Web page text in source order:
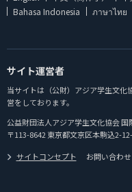
Bahasa Indonesia
ภาษาไทย
サイト運営者
当サイトは（公財）アジア学生文化
営をしております。
公益財団法人アジア学生文化協会 国
〒113-8642 東京都文京区本駒込2-
サイトコンセプト
お問い合わせ